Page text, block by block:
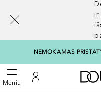
ir
NEMOKAMAS
MeniuAtidaryti meniuĮ mano paskyrą
Grįžk atgal
Vykdykite paiešką